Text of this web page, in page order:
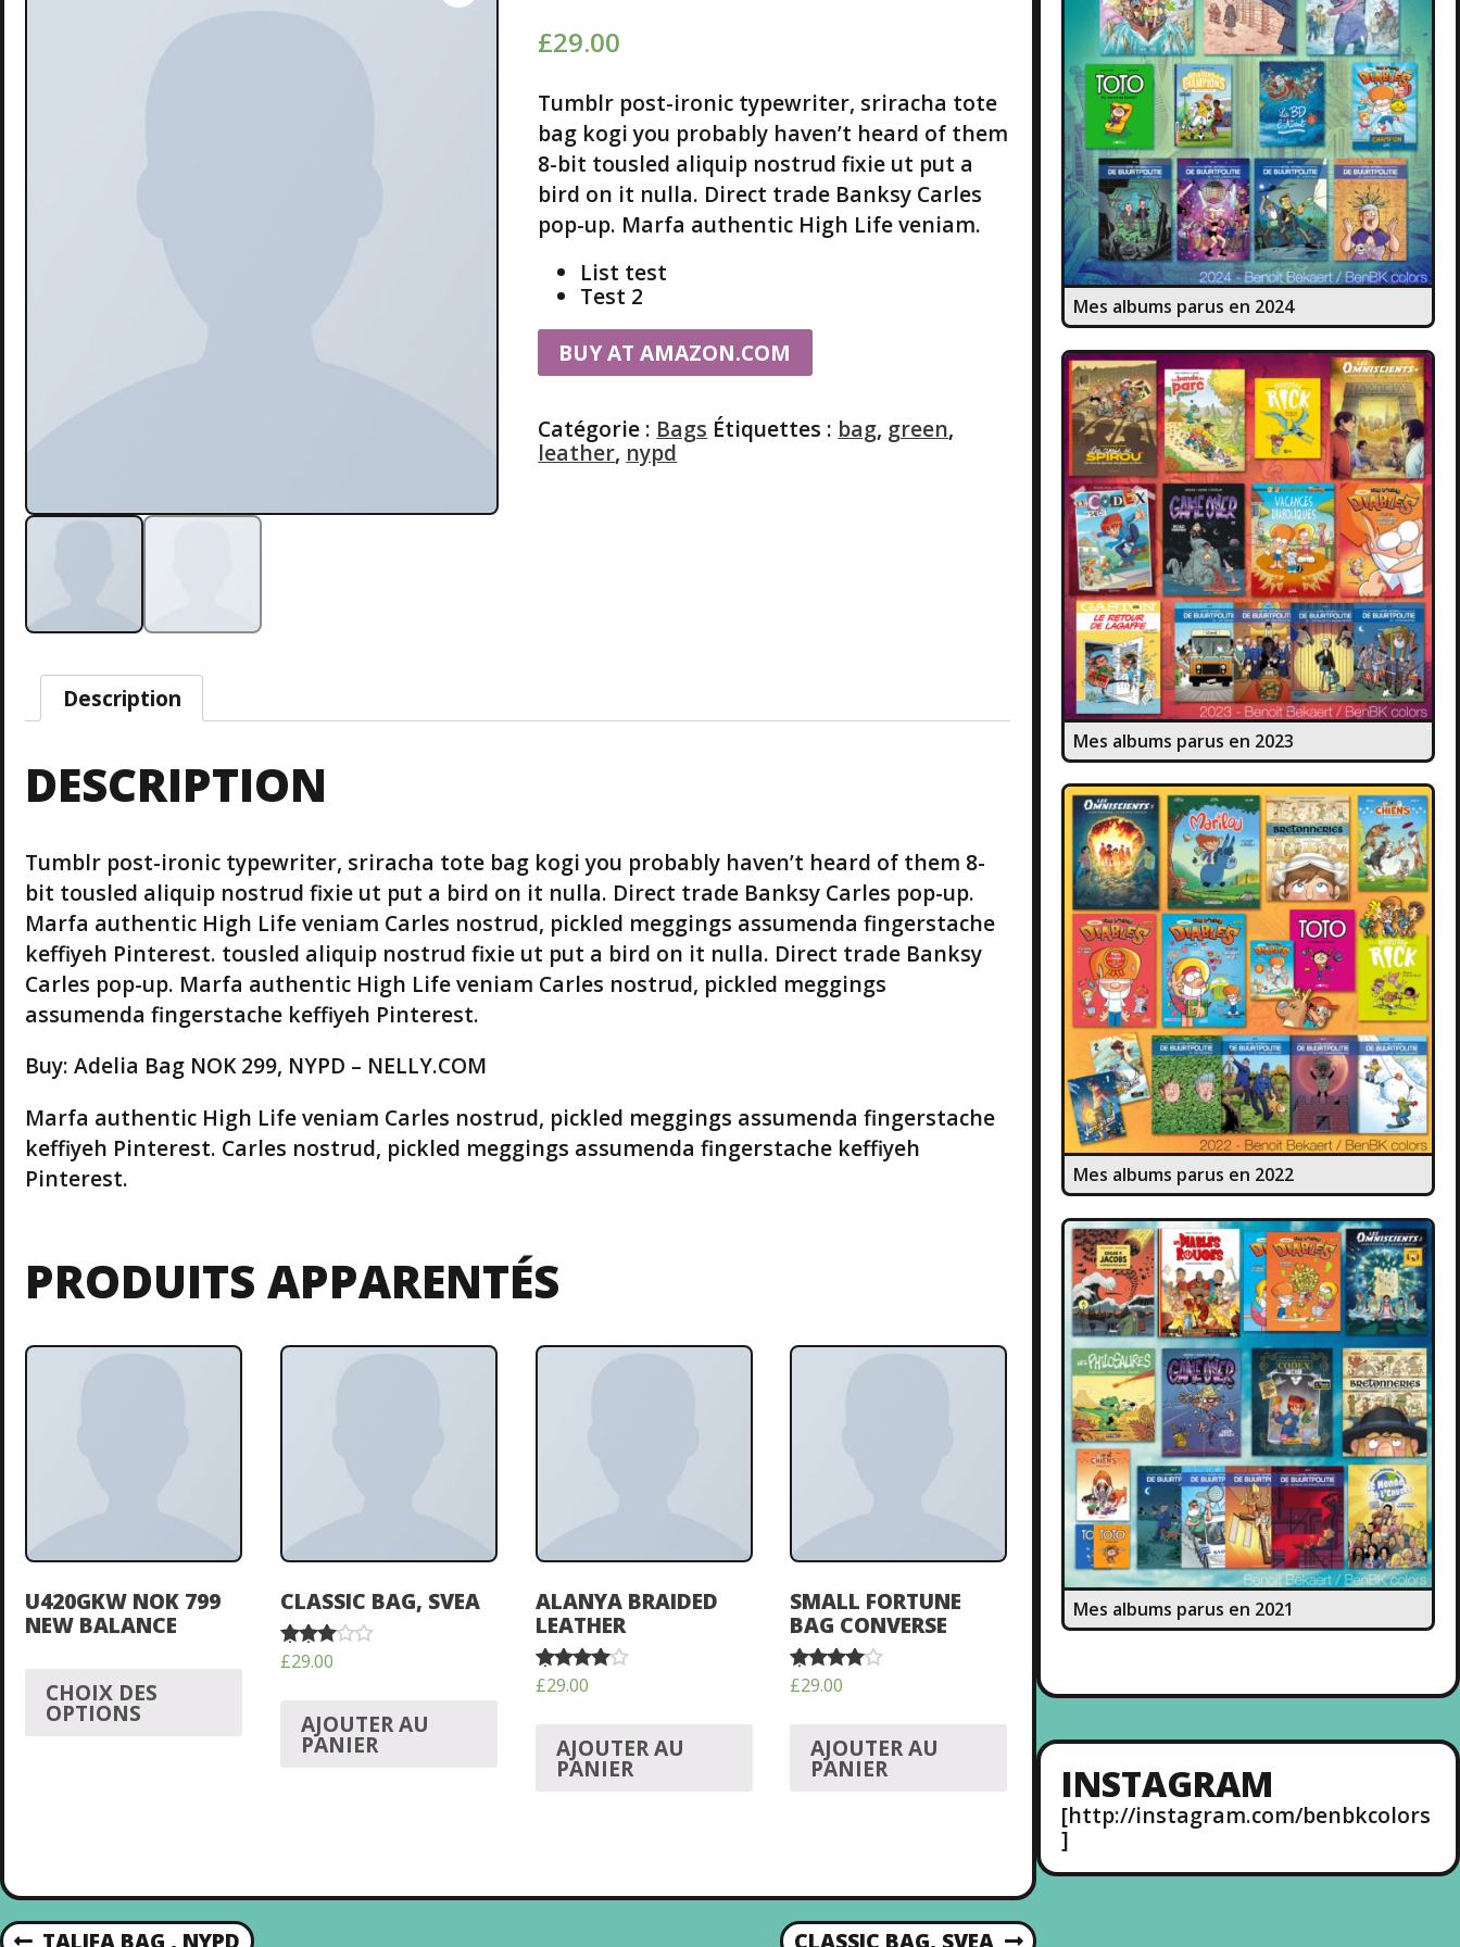
basé
s client
£29.00
Tumblr post-ironic typewriter, sriracha tote
bag kogi you probably haven’t heard of them
8-bit tousled aliquip nostrud fixie ut put a
bird on it nulla. Direct trade Banksy Carles
pop-up. Marfa authentic High Life veniam.
List test
Test 2
BUY AT AMAZON.COM
Catégorie : Bags Étiquettes : bag, green,
leather, nypd
Description
DESCRIPTION
Tumblr post-ironic typewriter, sriracha tote bag kogi you probably haven’t heard of them 8-
bit tousled aliquip nostrud fixie ut put a bird on it nulla. Direct trade Banksy Carles pop-up.
Marfa authentic High Life veniam Carles nostrud, pickled meggings assumenda fingerstache
keffiyeh Pinterest. tousled aliquip nostrud fixie ut put a bird on it nulla. Direct trade Banksy
Carles pop-up. Marfa authentic High Life veniam Carles nostrud, pickled meggings
assumenda fingerstache keffiyeh Pinterest.
Buy: Adelia Bag NOK 299, NYPD – NELLY.COM
Marfa authentic High Life veniam Carles nostrud, pickled meggings assumenda fingerstache
keffiyeh Pinterest. Carles nostrud, pickled meggings assumenda fingerstache keffiyeh
Pinterest.
PRODUITS APPARENTÉS
U420GKW NOK 799
NEW BALANCE
CHOIX DES
OPTIONS
CLASSIC BAG, SVEA
Note
£29.00
AJOUTER AU
PANIER
ALANYA BRAIDED
LEATHER
Note
£29.00
AJOUTER AU
PANIER
SMALL FORTUNE
BAG CONVERSE
Note
£29.00
AJOUTER AU
PANIER
TALIFA BAG , NYPD CLASSIC BAG, SVEA
Mes albums parus en 2024
Mes albums parus en 2023
Mes albums parus en 2022
Mes albums parus en 2021
INSTAGRAM
[http://instagram.com/benbkcolors
]